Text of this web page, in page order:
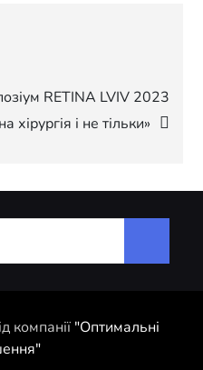
RETINA LVIV 2023
хірургія і не тільки»
компанії "Оптимальні